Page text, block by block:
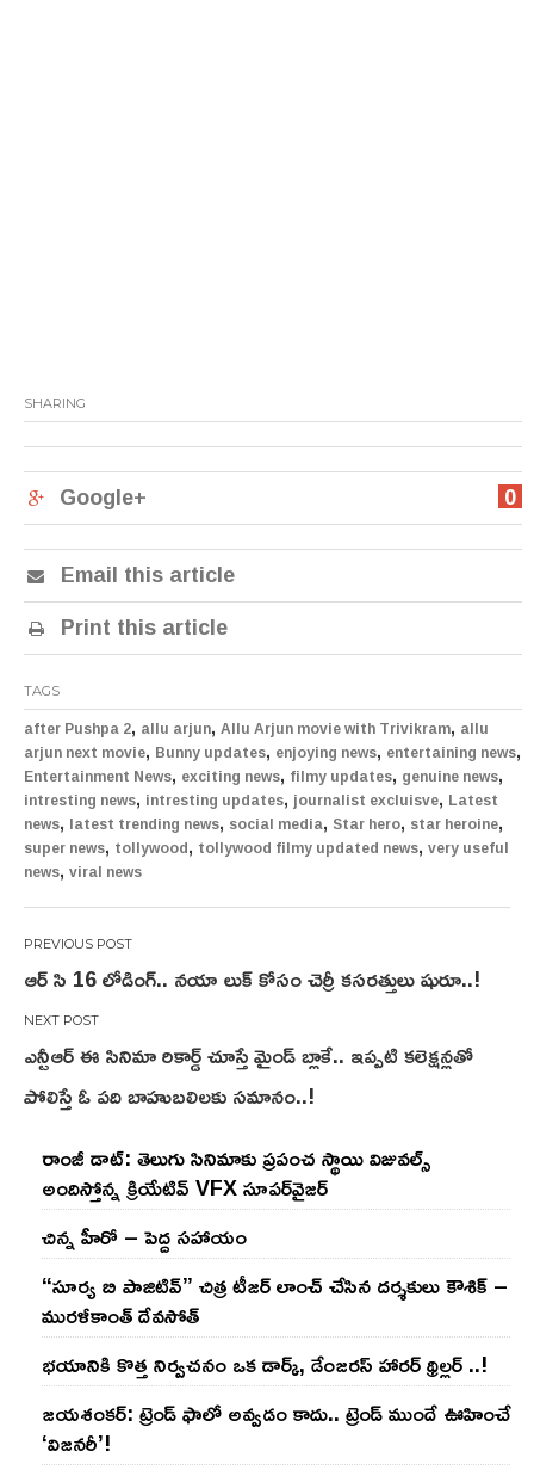
SHARING
0
Google+
Email this article
Print this article
TAGS
after Pushpa 2, allu arjun, Allu Arjun movie with Trivikram, allu
arjun next movie, Bunny updates, enjoying news, entertaining news,
Entertainment News, exciting news, filmy updates, genuine news,
intresting news, intresting updates, journalist excluisve, Latest
news, latest trending news, social media, Star hero, star heroine,
super news, tollywood, tollywood filmy updated news, very useful
news, viral news
Post
navigation
ఆర్ సి 16 లోడింగ్.. నయా లుక్ కోసం చెర్రీ కసరత్తులు షురూ..!
ఎన్టీఆర్ ఈ సినిమా రికార్డ్ చూస్తే మైండ్ బ్లాకే.. ఇప్పటి కలెక్షన్లతో
పోలిస్తే ఓ పది బాహుబలిలకు సమానం..!
రాంజీ డాట్: తెలుగు సినిమాకు ప్రపంచ స్థాయి విజువల్స్
అందిస్తోన్న క్రియేటివ్ VFX సూపర్‌వైజర్
చిన్న హీరో – పెద్ద సహాయం
“సూర్య బి పాజిటివ్” చిత్ర టీజర్ లాంచ్ చేసిన‌ దర్శకులు కౌశిక్ –
మురళీకాంత్ దేవసోత్
భయానికి కొత్త నిర్వచనం ఒక డార్క్, డేంజరస్ హారర్ థ్రిల్లర్ ..!
జయశంకర్: ట్రెండ్‌ ఫాలో అవ్వడం కాదు.. ట్రెండ్‌ ముందే ఊహించే
‘విజనరీ’!